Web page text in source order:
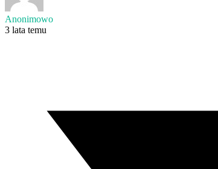
Anonimowo
3 lata temu